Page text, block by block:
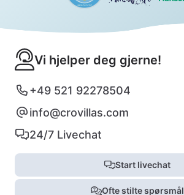
Vi hjelper deg gjerne!
+49 521 92278504
info@crovillas.com
24/7 Livechat
Start livechat
Ofte stilte spørsmål